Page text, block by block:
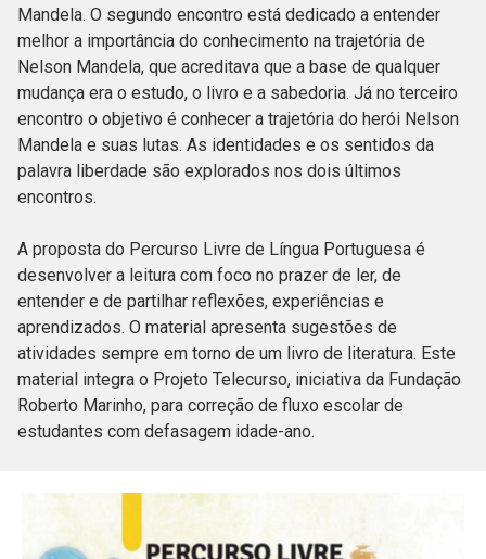
Mandela. O segundo encontro está dedicado a entender
melhor a importância do conhecimento na trajetória de
Nelson Mandela, que acreditava que a base de qualquer
mudança era o estudo, o livro e a sabedoria. Já no terceiro
encontro o objetivo é conhecer a trajetória do herói Nelson
Mandela e suas lutas. As identidades e os sentidos da
palavra liberdade são explorados nos dois últimos
encontros.
A proposta do Percurso Livre de Língua Portuguesa é
desenvolver a leitura com foco no prazer de ler, de
entender e de partilhar reflexões, experiências e
aprendizados. O material apresenta sugestões de
atividades sempre em torno de um livro de literatura. Este
material integra o Projeto Telecurso, iniciativa da Fundação
Roberto Marinho, para correção de fluxo escolar de
estudantes com defasagem idade-ano.